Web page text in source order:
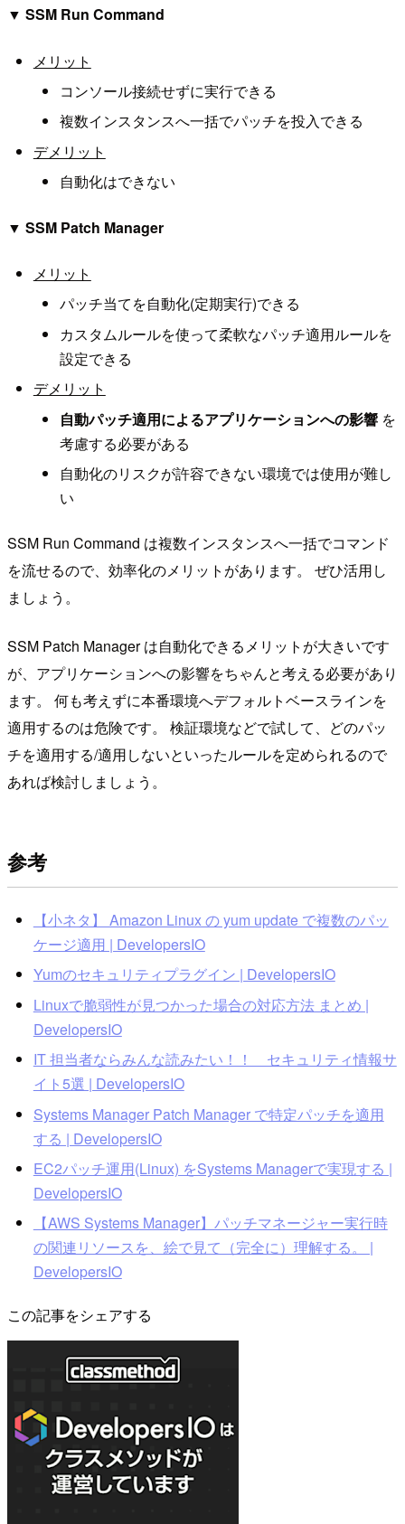
▼ SSM Run Command
メリット
コンソール接続せずに実行できる
複数インスタンスへ一括でパッチを投入できる
デメリット
自動化はできない
▼ SSM Patch Manager
メリット
パッチ当てを自動化(定期実行)できる
カスタムルールを使って柔軟なパッチ適用ルールを
設定できる
デメリット
自動パッチ適用によるアプリケーションへの影響を
考慮する必要がある
自動化のリスクが許容できない環境では使用が難し
い
SSM Run Command は複数インスタンスへ一括でコマンド
を流せるので、効率化のメリットがあります。 ぜひ活用し
ましょう。
SSM Patch Manager は自動化できるメリットが大きいです
が、アプリケーションへの影響をちゃんと考える必要があり
ます。 何も考えずに本番環境へデフォルトベースラインを
適用するのは危険です。 検証環境などで試して、どのパッ
チを適用する/適用しないといったルールを定められるので
あれば検討しましょう。
参考
【小ネタ】 Amazon Linux の yum update で複数のパッ
ケージ適用 | DevelopersIO
Yumのセキュリティプラグイン | DevelopersIO
Linuxで脆弱性が見つかった場合の対応方法 まとめ |
DevelopersIO
IT 担当者ならみんな読みたい！！ セキュリティ情報サ
イト5選 | DevelopersIO
Systems Manager Patch Manager で特定パッチを適用
する | DevelopersIO
EC2パッチ運用(Linux) をSystems Managerで実現する |
DevelopersIO
【AWS Systems Manager】パッチマネージャー実行時
の関連リソースを、絵で見て（完全に）理解する。 |
DevelopersIO
この記事をシェアする